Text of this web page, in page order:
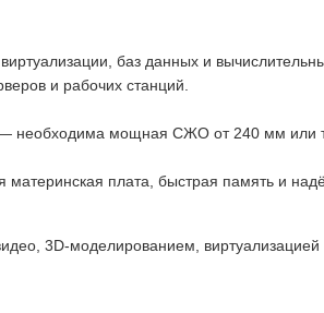
баз данных и
и рабочих станций.
— необходима мощная СЖО от 240 мм
плата, быстрая память и
3D-моделированием,